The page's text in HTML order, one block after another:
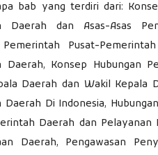
bab yang terdiri dari:
Daerah dan Asas-Asas
Pemerintah Pusat-
Daerah, Konsep Hubungan
Daerah dan Wakil Kepala
Daerah Di Indonesia,
Daerah dan Pelayanan
Daerah, Pengawasan